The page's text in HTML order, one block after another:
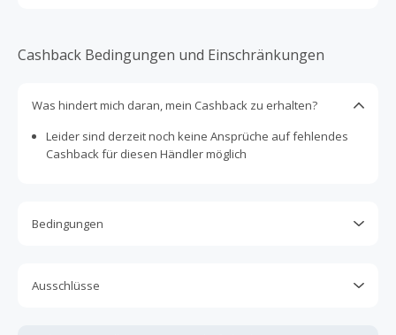
Cashback Bedingungen und Einschränkungen
Was hindert mich daran, mein Cashback zu erhalten?
Leider sind derzeit noch keine Ansprüche auf fehlendes
Cashback für diesen Händler möglich
Bedingungen
Ausschlüsse